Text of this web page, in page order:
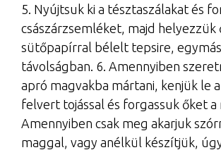
5. Nyújtsuk ki a tésztaszálakat és
császárzsemléket, majd helyezzük
sütőpapírral bélelt tepsire,
távolságban. 6. Amennyiben
apró magvakba mártani, kenjük le
felvert tojással és forgassuk őket a
Amennyiben csak meg akarjuk
maggal, vagy anélkül készítjük,